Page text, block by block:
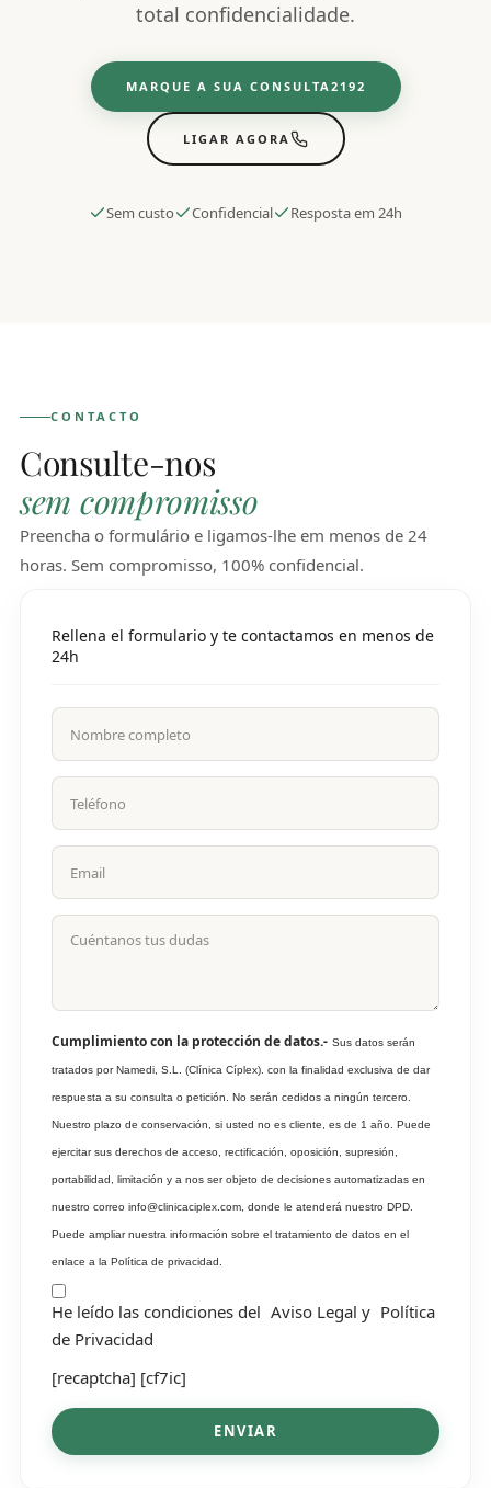
total confidencialidade.
MARQUE A SUA CONSULTA
LIGAR AGORA
Sem custo Confidencial Resposta em 24h
CONTACTO
Consulte-nos
sem compromisso
Preencha o formulário e ligamos-lhe em menos de 24
horas. Sem compromisso, 100% confidencial.
Cumplimiento con la protección de datos.- Sus datos serán
tratados por Namedi, S.L. (Clínica Cíplex). con la finalidad exclusiva de dar
respuesta a su consulta o petición. No serán cedidos a ningún tercero.
Nuestro plazo de conservación, si usted no es cliente, es de 1 año. Puede
ejercitar sus derechos de acceso, rectificación, oposición, supresión,
portabilidad, limitación y a nos ser objeto de decisiones automatizadas en
nuestro correo info@clinicaciplex.com, donde le atenderá nuestro DPD.
Puede ampliar nuestra información sobre el tratamiento de datos en el
enlace a la Política de privacidad.
He leído las condiciones del Aviso Legal y Política
de Privacidad
[recaptcha] [cf7ic]
ENVIAR